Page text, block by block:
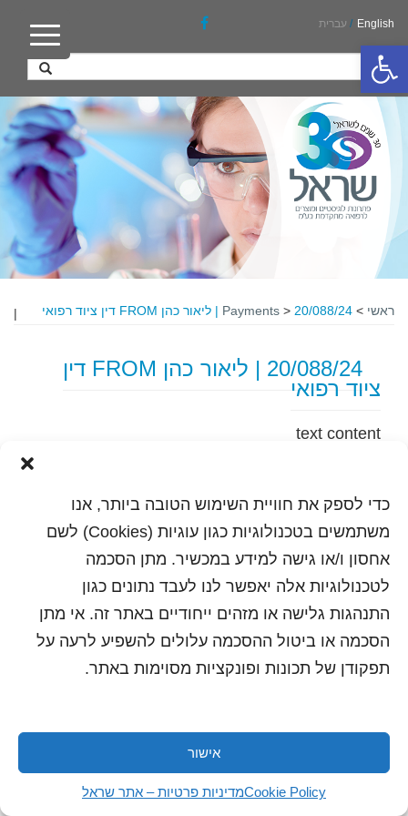
פתח סרגל נגישות
כדי לספק את חוויית השימוש הטובה ביותר, אנו
משתמשים בטכנולוגיות כגון עוגיות (Cookies) לשם
אחסון ו/או גישה למידע במכשיר. מתן הסכמה
לטכנולוגיות אלה יאפשר לנו לעבד נתונים כגון
התנהגות גלישה או מזהים ייחודיים באתר זה. אי מתן
הסכמה או ביטול ההסכמה עלולים להשפיע לרעה על
תפקודן של תכונות ופונקציות מסוימות באתר.
אישור
Cookie Policyמדיניות פרטיות – אתר שראל
English
/ עברית
ראשי >
Payments > 20/088/24 | ליאור כהן FROM דין ציוד רפואי |
20/088/24 | ליאור כהן FROM דין
ציוד רפואי
text content
כל הזכויות שמורות לשראל 2018 | עיצוב ותכנות: סטודיו
"היוצרים"